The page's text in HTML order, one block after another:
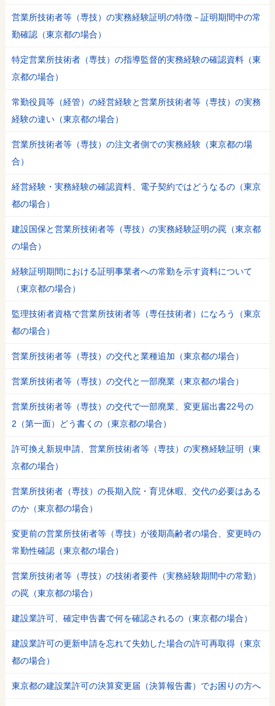
営業所技術者等（専技）の実務経験証明の特徴－証明期間中の常
勤確認（東京都の場合）
特定営業所技術者（専技）の指導監督的実務経験の確認資料（東
京都の場合）
常勤役員等（経管）の経営経験と営業所技術者等（専技）の実務
経験の違い（東京都の場合）
営業所技術者等（専技）の注文者側での実務経験（東京都の場
合）
経営経験・実務経験の確認資料、電子契約ではどうなるの（東京
都の場合）
建設国保と営業所技術者等（専技）の実務経験証明の罠（東京都
の場合）
経験証明期間における証明事業者への常勤を示す資料について
（東京都の場合）
監理技術者資格で営業所技術者等（専任技術者）になろう（東京
都の場合）
営業所技術者等（専技）の交代と業種追加（東京都の場合）
営業所技術者等（専技）の交代と一部廃業（東京都の場合）
営業所技術者等（専技）の交代で一部廃業、変更届出書22号の
2（第一面）どう書くの（東京都の場合）
許可換え新規申請、営業所技術者等（専技）の実務経験証明（東
京都の場合）
営業所技術者（専技）の長期入院・育児休暇、交代の必要はある
のか（東京都の場合）
変更前の営業所技術者等（専技）が後期高齢者の場合、変更時の
常勤性確認（東京都の場合）
営業所技術者等（専技）の技術者要件（実務経験期間中の常勤）
の罠（東京都の場合）
建設業許可、確定申告書で何を確認されるの（東京都の場合）
建設業許可の更新申請を忘れて失効した場合の許可再取得（東京
都の場合）
東京都の建設業許可の決算変更届（決算報告書）でお困りの方へ